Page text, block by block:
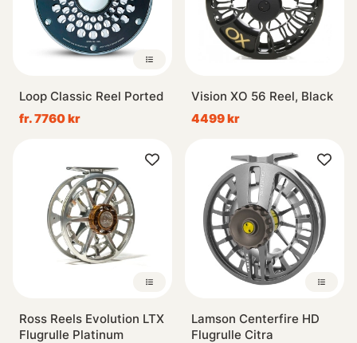
Loop Classic Reel Ported
fr. 7760 kr
Vision XO 56 Reel, Black
4499 kr
Ross Reels Evolution LTX
Flugrulle Platinum
Lamson Centerfire HD
Flugrulle Citra